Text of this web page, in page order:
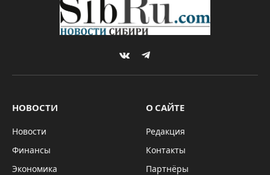
VKontakteTelegram
НОВОСТИ
Новости
Финансы
Экономика
О САЙТЕ
Редакция
Контакты
Партнёры